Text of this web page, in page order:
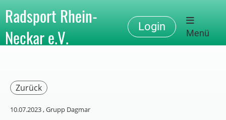
Radsport Rhein-
Neckar e.V.
Login
Menü
Zurück
10.07.2023, Grupp Dagmar